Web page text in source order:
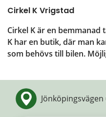
Cirkel K Vrigstad
Cirkel K är en bemmanad
K har en butik, där man
som behövs till bilen.